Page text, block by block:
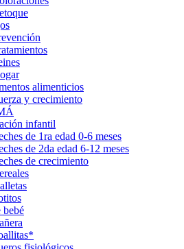
alimenticios
y crecimiento
infantil
de 1ra edad 0-6 meses
de 2da edad 6-12 meses
de crecimiento
bebé